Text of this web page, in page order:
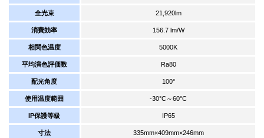
全光束 21,920lm
消費効率 156.7 lm/W
相関色温度 5000K
平均演色評価数 Ra80
配光角度 100°
使用温度範囲 -30°C～60°C
IP保護等級 IP65
寸法 335mm×409mm×246mm